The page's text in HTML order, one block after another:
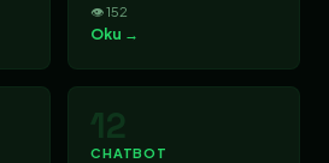
👁 152
Oku →
12
CHATBOT